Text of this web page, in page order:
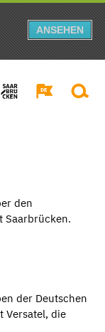
ANSEHEN
den
Saarbrücken.
der Deutschen
Versatel, die